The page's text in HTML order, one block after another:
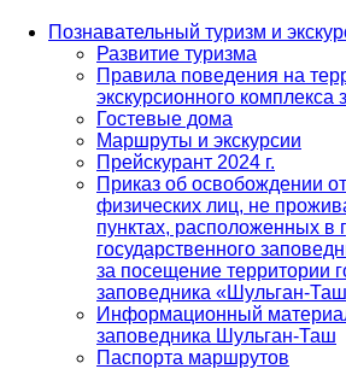
Познавательный туризм и
Развитие туризма
Правила поведения на
экскурсионного комплекса
Гостевые дома
Маршруты и экскурсии
Прейскурант 2024 г.
Приказ об освобождении
физических лиц, не
пунктах, расположенных в
государственного
за посещение территории
заповедника «Шульган-
Информационный
заповедника Шульган-Таш
Паспорта маршрутов